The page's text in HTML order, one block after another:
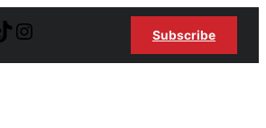
TikTok Subscribe